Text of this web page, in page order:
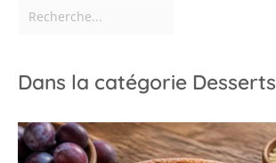
Dans la catégorie Desserts